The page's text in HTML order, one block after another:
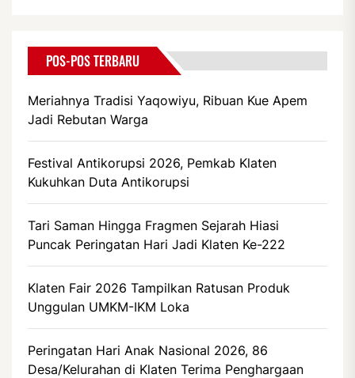
POS-POS TERBARU
Meriahnya Tradisi Yaqowiyu, Ribuan Kue Apem
Jadi Rebutan Warga
Festival Antikorupsi 2026, Pemkab Klaten
Kukuhkan Duta Antikorupsi
Tari Saman Hingga Fragmen Sejarah Hiasi
Puncak Peringatan Hari Jadi Klaten Ke-222
Klaten Fair 2026 Tampilkan Ratusan Produk
Unggulan UMKM-IKM Loka
Peringatan Hari Anak Nasional 2026, 86
Desa/Kelurahan di Klaten Terima Penghargaan